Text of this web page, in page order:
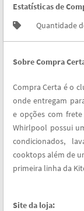
Estatísticas de
Quantidade
Sobre Compra
Compra Certa é o
onde entregam
e opções com
Whirlpool possui
condicionados,
cooktops além de
primeira linha da
Site da loja: